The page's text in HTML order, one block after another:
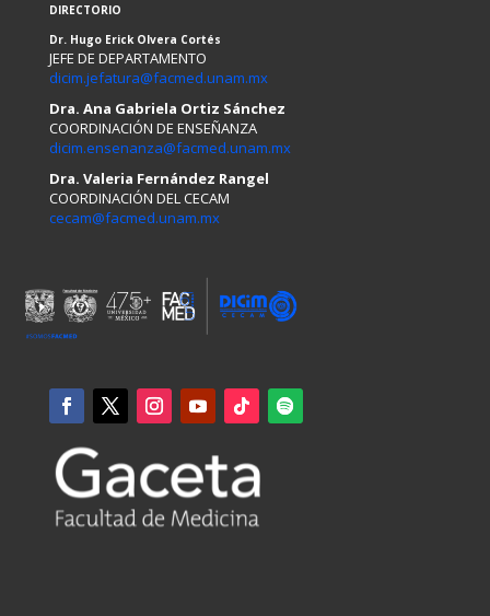
DIRECTORIO
Dr. Hugo Erick Olvera Cortés
JEFE DE DEPARTAMENTO
dicim.jefatura@facmed.unam.mx
Dra. Ana Gabriela Ortiz Sánchez
COORDINACIÓN DE ENSEÑANZA
dicim.ensenanza@facmed.unam.mx
Dra. Valeria Fernández Rangel
COORDINACIÓN DEL CECAM
cecam@facmed.unam.mx